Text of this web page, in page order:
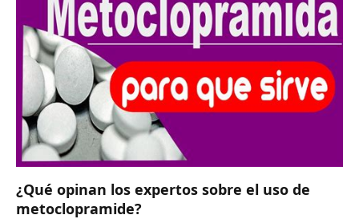
¿Qué opinan los expertos sobre el uso de
metoclopramide?